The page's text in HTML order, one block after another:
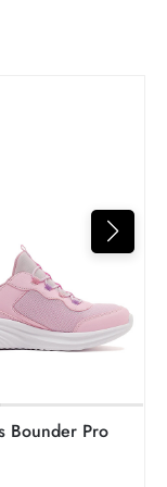
Spor
Bounder Pro Kız